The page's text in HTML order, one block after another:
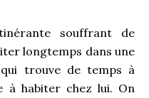
souffrant de
longtemps dans une
qui trouve de temps à
à habiter chez lui. On